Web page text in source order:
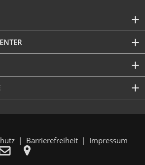
Barrierefreiheit Impressum
